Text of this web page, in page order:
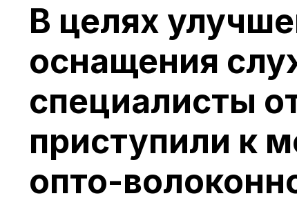
В целях
оснащения
специалисты
приступили к
опто-